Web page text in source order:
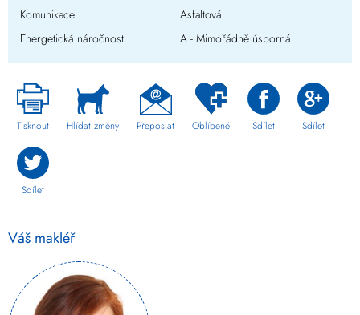
Komunikace
Asfaltová
Energetická náročnost
A - Mimořádně úsporná
Tisknout Hlídat změny Přeposlat Oblíbené Sdílet Sdílet
Sdílet
Váš makléř